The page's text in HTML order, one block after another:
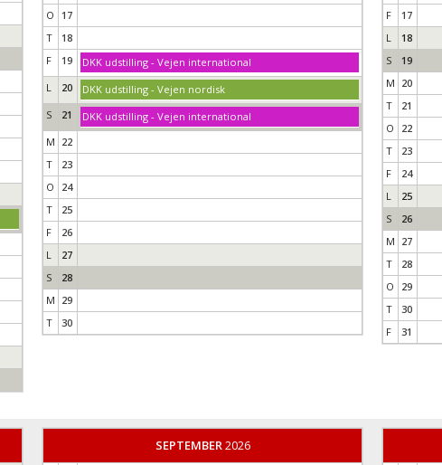
O
17
T
18
F
19
DKK udstilling - Vejen international
L
20
DKK udstilling - Vejen nordisk
S
21
DKK udstilling - Vejen international
M 22
T
23
O
24
T
25
F
26
L
27
S
28
M 29
T
30
F
17
L
18
S
19
M 20
T
21
O
22
T
23
F
24
L
25
S
26
M 27
T
28
O
29
T
30
F
31
SEPTEMBER2026